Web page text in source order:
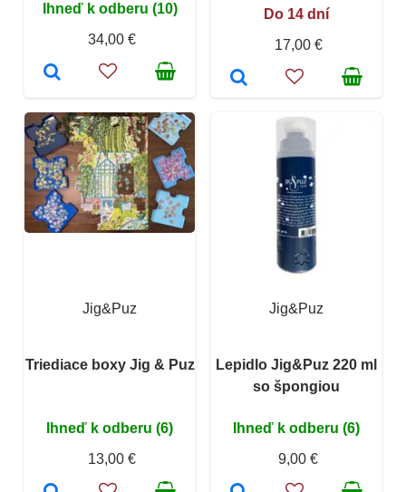
Ihneď k odberu (10)
34,00 €
Do 14 dní
17,00 €
Jig&Puz
Triediace boxy Jig & Puz
Ihneď k odberu (6)
13,00 €
Jig&Puz
Lepidlo Jig&Puz 220 ml
so špongiou
Ihneď k odberu (6)
9,00 €